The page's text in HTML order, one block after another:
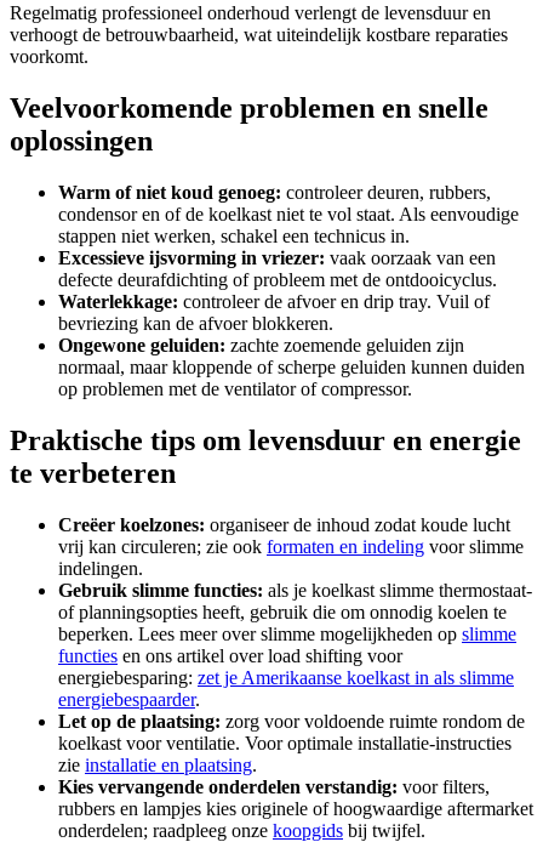
Regelmatig professioneel onderhoud verlengt de levensduur en
verhoogt de betrouwbaarheid, wat uiteindelijk kostbare reparaties
voorkomt.
Veelvoorkomende problemen en snelle
oplossingen
Warm of niet koud genoeg: controleer deuren, rubbers,
condensor en of de koelkast niet te vol staat. Als eenvoudige
stappen niet werken, schakel een technicus in.
Excessieve ijsvorming in vriezer: vaak oorzaak van een
defecte deurafdichting of probleem met de ontdooicyclus.
Waterlekkage: controleer de afvoer en drip tray. Vuil of
bevriezing kan de afvoer blokkeren.
Ongewone geluiden: zachte zoemende geluiden zijn
normaal, maar kloppende of scherpe geluiden kunnen duiden
op problemen met de ventilator of compressor.
Praktische tips om levensduur en energie
te verbeteren
Creëer koelzones: organiseer de inhoud zodat koude lucht
vrij kan circuleren; zie ook formaten en indeling voor slimme
indelingen.
Gebruik slimme functies: als je koelkast slimme thermostaat-
of planningsopties heeft, gebruik die om onnodig koelen te
beperken. Lees meer over slimme mogelijkheden op slimme
functies en ons artikel over load shifting voor
energiebesparing: zet je Amerikaanse koelkast in als slimme
energiebespaarder.
Let op de plaatsing: zorg voor voldoende ruimte rondom de
koelkast voor ventilatie. Voor optimale installatie-instructies
zie installatie en plaatsing.
Kies vervangende onderdelen verstandig: voor filters,
rubbers en lampjes kies originele of hoogwaardige aftermarket
onderdelen; raadpleeg onze koopgids bij twijfel.